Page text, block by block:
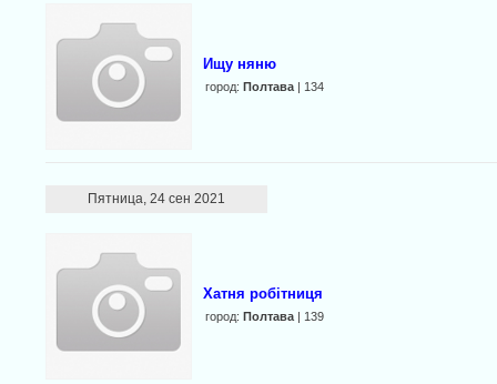
Ищу няню
город: Полтава| 134
Пятница, 24 сен 2021
Хатня робітниця
город: Полтава| 139